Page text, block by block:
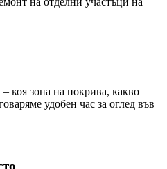
коя зона на покрива, какво
удобен час за оглед във